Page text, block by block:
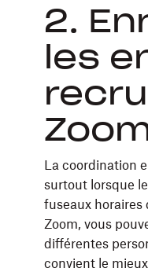
2.
les
La coordination
surtout lorsque
fuseaux horaires
Zoom, vous
différentes
convient le